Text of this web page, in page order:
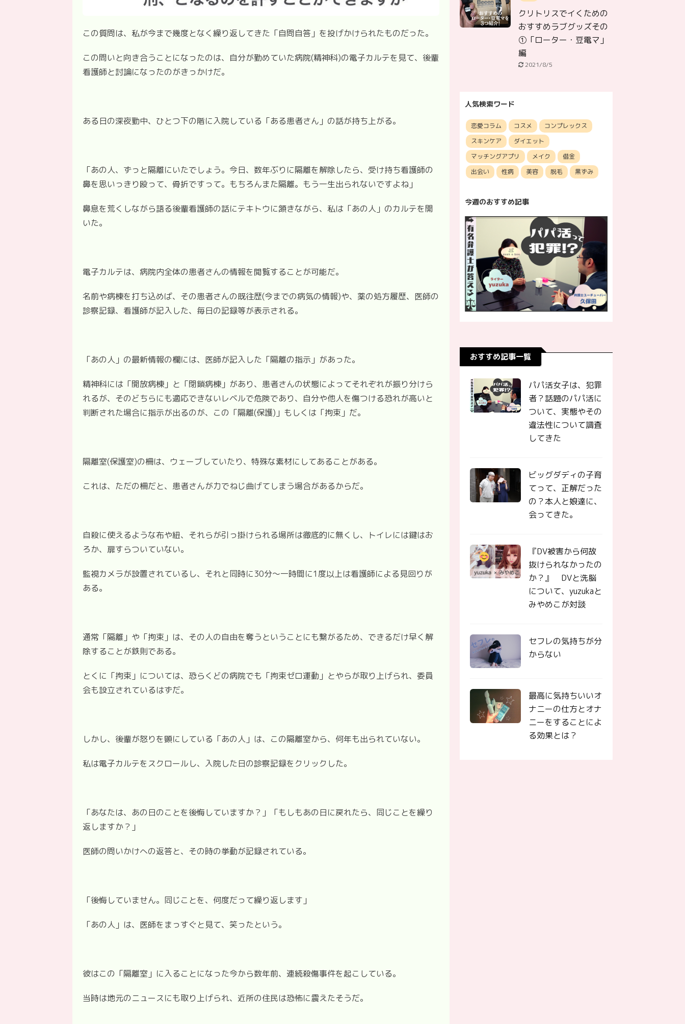
この質問は、私が今まで幾度となく繰り返してきた「自問自答」を投げかけられたものだった。
この問いと向き合うことになったのは、自分が勤めていた病院(精神科)の電子カルテを見て、後輩
看護師と討論になったのがきっかけだ。
ある日の深夜勤中、ひとつ下の階に入院している「ある患者さん」の話が持ち上がる。
「あの人、ずっと隔離にいたでしょう。今日、数年ぶりに隔離を解除したら、受け持ち看護師の
鼻を思いっきり殴って、骨折ですって。もちろんまた隔離。もう一生出られないですよね」
鼻息を荒くしながら語る後輩看護師の話にテキトウに頷きながら、私は「あの人」のカルテを開
いた。
電子カルテは、病院内全体の患者さんの情報を閲覧することが可能だ。
名前や病棟を打ち込めば、その患者さんの既往歴(今までの病気の情報)や、薬の処方履歴、医師の
診察記録、看護師が記入した、毎日の記録等が表示される。
「あの人」の最新情報の欄には、医師が記入した「隔離の指示」があった。
精神科には「開放病棟」と「閉鎖病棟」があり、患者さんの状態によってそれぞれが振り分けら
れるが、そのどちらにも適応できないレベルで危険であり、自分や他人を傷つける恐れが高いと
判断された場合に指示が出るのが、この「隔離(保護)」もしくは「拘束」だ。
隔離室(保護室)の柵は、ウェーブしていたり、特殊な素材にしてあることがある。
これは、ただの柵だと、患者さんが力でねじ曲げてしまう場合があるからだ。
自殺に使えるような布や紐、それらが引っ掛けられる場所は徹底的に無くし、トイレには鍵はお
ろか、扉すらついていない。
監視カメラが設置されているし、それと同時に30分～一時間に1度以上は看護師による見回りが
ある。
通常「隔離」や「拘束」は、その人の自由を奪うということにも繋がるため、できるだけ早く解
除することが鉄則である。
とくに「拘束」については、恐らくどの病院でも「拘束ゼロ運動」とやらが取り上げられ、委員
会も設立されているはずだ。
しかし、後輩が怒りを顕にしている「あの人」は、この隔離室から、何年も出られていない。
私は電子カルテをスクロールし、入院した日の診察記録をクリックした。
「あなたは、あの日のことを後悔していますか？」「もしもあの日に戻れたら、同じことを繰り
返しますか？」
医師の問いかけへの返答と、その時の挙動が記録されている。
「後悔していません。同じことを、何度だって繰り返します」
「あの人」は、医師をまっすぐと見て、笑ったという。
彼はこの「隔離室」に入ることになった今から数年前、連続殺傷事件を起こしている。
当時は地元のニュースにも取り上げられ、近所の住民は恐怖に震えたそうだ。
クリトリスでイくための
おすすめラブグッズその
①「ローター・豆電マ」
編
2021/8/5
人気検索ワード
恋愛コラム コスメ
コンプレックス
スキンケア
ダイエット
マッチングアプリ
メイク
借金
出会い
性病 美容 脱毛 黒ずみ
今週のおすすめ記事
おすすめ記事一覧
パパ活女子は、犯罪
者？話題のパパ活に
ついて、実態やその
違法性について調査
してきた
ビッグダディの子育
てって、正解だった
の？本人と娘達に、
会ってきた。
『DV被害から何故
抜けられなかったの
か？』 DVと洗脳
について、yuzukaと
みやめこが対談
セフレの気持ちが分
からない
最高に気持ちいいオ
ナニーの仕方とオナ
ニーをすることによ
る効果とは？